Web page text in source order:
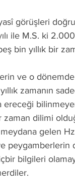
ile M.S. ki 2.000
bin yıllık bir
zamanın
zaman dilimi
peygamberlerin
bilgileri